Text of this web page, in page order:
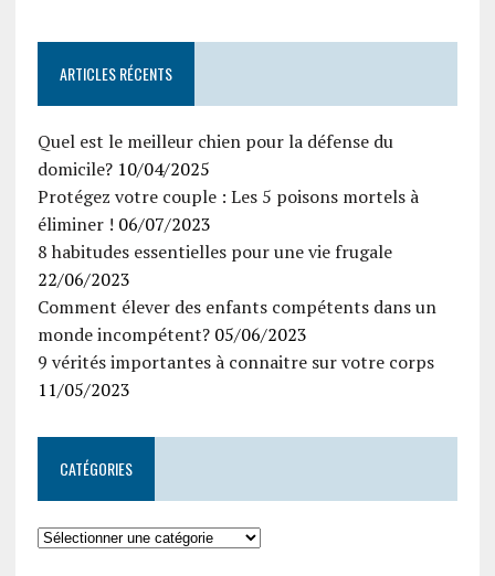
ARTICLES RÉCENTS
Quel est le meilleur chien pour la défense du
domicile? 10/04/2025
Protégez votre couple : Les 5 poisons mortels à
éliminer ! 06/07/2023
8 habitudes essentielles pour une vie frugale
22/06/2023
Comment élever des enfants compétents dans un
monde incompétent? 05/06/2023
9 vérités importantes à connaitre sur votre corps
11/05/2023
CATÉGORIES